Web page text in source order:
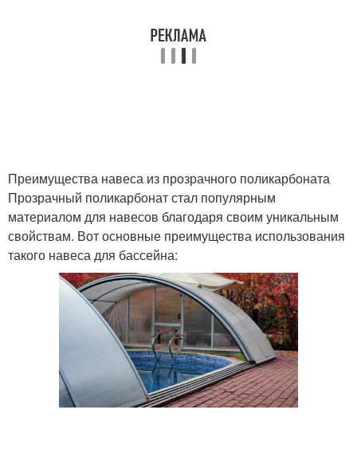
Преимущества навеса из прозрачного поликарбоната
Прозрачный поликарбонат стал популярным
материалом для навесов благодаря своим уникальным
свойствам. Вот основные преимущества использования
такого навеса для бассейна: